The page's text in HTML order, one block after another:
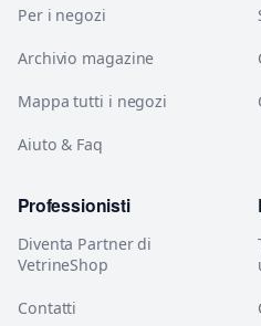
Per i negozi
Archivio magazine
Mappa tutti i negozi
Aiuto & Faq
Professionisti
Diventa Partner di
VetrineShop
Contatti